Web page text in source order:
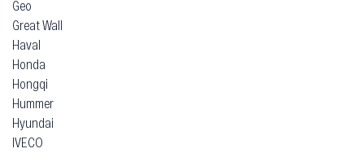
Geo
Great Wall
Haval
Honda
Hongqi
Hummer
Hyundai
IVECO